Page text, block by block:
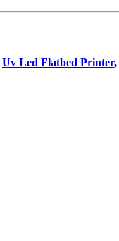
Uv Led Flatbed Printer,